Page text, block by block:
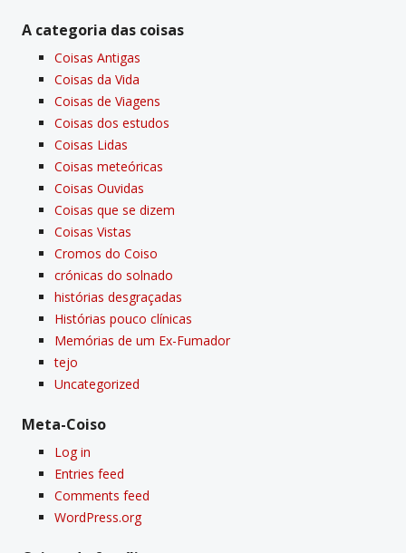
A categoria das coisas
Coisas Antigas
Coisas da Vida
Coisas de Viagens
Coisas dos estudos
Coisas Lidas
Coisas meteóricas
Coisas Ouvidas
Coisas que se dizem
Coisas Vistas
Cromos do Coiso
crónicas do solnado
histórias desgraçadas
Histórias pouco clí­nicas
Memórias de um Ex-Fumador
tejo
Uncategorized
Meta-Coiso
Log in
Entries feed
Comments feed
WordPress.org